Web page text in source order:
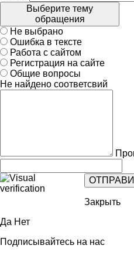
Выберите тему
обращения
Не выбрано
Ошибка в тексте
Работа с сайтом
Регистрация на сайте
Общие вопросы
Не найдено соответсвий
Закрыть
Да Нет
Подписывайтесь на нас